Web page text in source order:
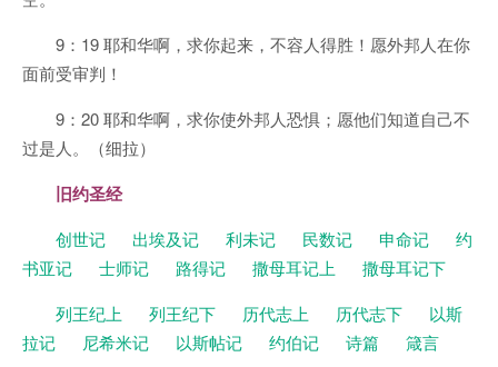
9：19 耶和华啊，求你起来，不容人得胜！愿外邦人在你
面前受审判！
9：20 耶和华啊，求你使外邦人恐惧；愿他们知道自己不
过是人。（细拉）
旧约圣经
创世记 出埃及记 利未记 民数记 申命记
约
书亚记
士师记 路得记 撒母耳记上
撒母耳记下
列王纪上
列王纪下 历代志上 历代志下
以斯
拉记
尼希米记 以斯帖记 约伯记 诗篇
箴言